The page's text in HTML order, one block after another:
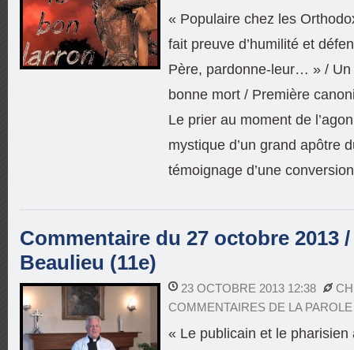
« Populaire chez les
fait preuve d’humilité et
Père, pardonne-leur… » /
bonne mort / Première
Le prier au moment de
mystique d’un grand apôtre
témoignage d’une
Commentaire du 27 octobre 2013
Beaulieu (11e)
23 OCTOBRE 2013 12:38
COMMENTAIRES DE LA PAROLE
« Le publicain et le